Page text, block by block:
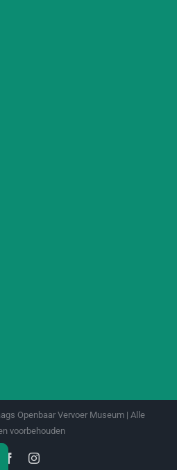
Openbaar Vervoer Museum | Alle
voorbehouden
FacebookInstagram